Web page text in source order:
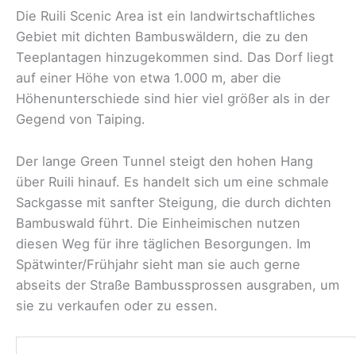
Die Ruili Scenic Area ist ein landwirtschaftliches
Gebiet mit dichten Bambuswäldern, die zu den
Teeplantagen hinzugekommen sind. Das Dorf liegt
auf einer Höhe von etwa 1.000 m, aber die
Höhenunterschiede sind hier viel größer als in der
Gegend von Taiping.
Der lange Green Tunnel steigt den hohen Hang
über Ruili hinauf. Es handelt sich um eine schmale
Sackgasse mit sanfter Steigung, die durch dichten
Bambuswald führt. Die Einheimischen nutzen
diesen Weg für ihre täglichen Besorgungen. Im
Spätwinter/Frühjahr sieht man sie auch gerne
abseits der Straße Bambussprossen ausgraben, um
sie zu verkaufen oder zu essen.